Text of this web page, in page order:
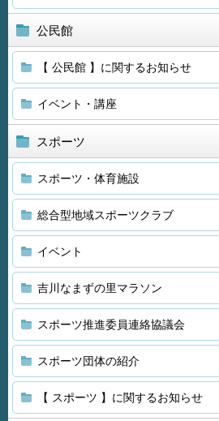
公民館
【 公民館 】に関するお知らせ
イベント・講座
スポーツ
スポーツ・体育施設
総合型地域スポーツクラブ
イベント
吉川なまずの里マラソン
スポーツ推進委員連絡協議会
スポーツ団体の紹介
【 スポーツ 】に関するお知らせ